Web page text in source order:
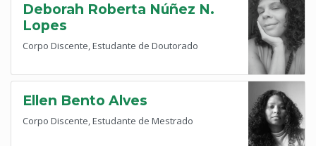
Deborah Roberta Núñez N.
Lopes
Corpo Discente, Estudante de Doutorado
Ellen Bento Alves
Corpo Discente, Estudante de Mestrado